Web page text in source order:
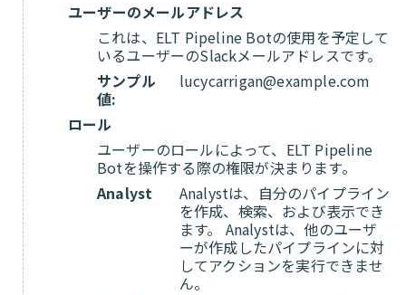
ユーザーのメールアドレス
これは、ELT Pipeline Botの使用を予定して
いるユーザーのSlackメールアドレスです。
サンプル
値:
lucycarrigan@example.com
ロール
ユーザーのロールによって、ELT Pipeline
Botを操作する際の権限が決まります。
Analyst
Analystは、自分のパイプライン
を作成、検索、および表示でき
ます。 Analystは、他のユーザ
ーが作成したパイプラインに対
してアクションを実行できませ
ん。